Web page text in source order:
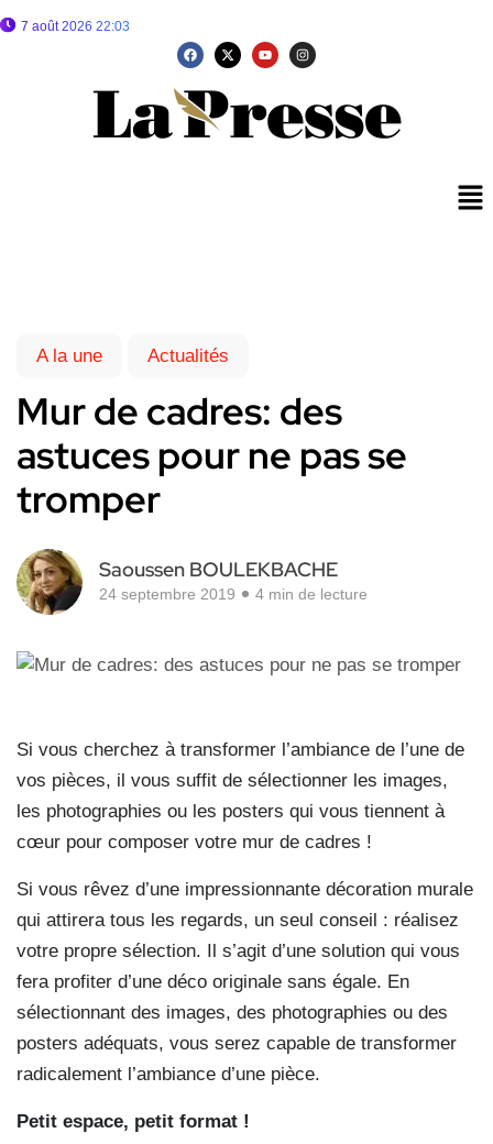
7 août 2026 22:03
A la une Actualités
Mur de cadres: des
astuces pour ne pas se
tromper
Saoussen BOULEKBACHE
24 septembre 2019 4 min de lecture
Si vous cherchez à transformer l’ambiance de l’une de
vos pièces, il vous suffit de sélectionner les images,
les photographies ou les posters qui vous tiennent à
cœur pour composer votre mur de cadres !
Si vous rêvez d’une impressionnante décoration murale
qui attirera tous les regards, un seul conseil : réalisez
votre propre sélection. Il s’agit d’une solution qui vous
fera profiter d’une déco originale sans égale. En
sélectionnant des images, des photographies ou des
posters adéquats, vous serez capable de transformer
radicalement l’ambiance d’une pièce.
Petit espace, petit format !